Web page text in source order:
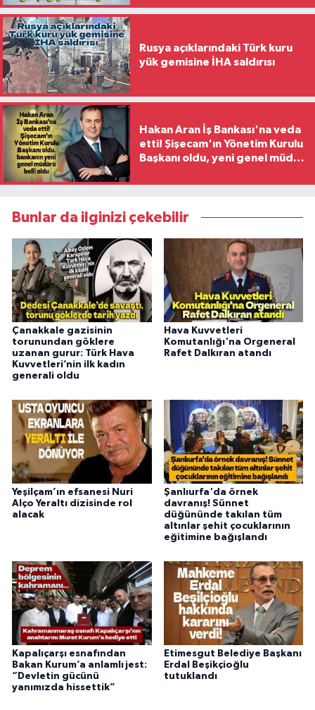
Rusya açıklarındaki Türk kuru
yük gemisine İHA saldırısı
Hakan Aran İş Bankası'na veda
etti! Şişecam'ın Yönetim Kurulu
Başkanı oldu, yeni genel müdür
Bunlar da ilginizi çekebilir
Çanakkale gazisinin
torunundan göklere
uzanan gurur: Türk Hava
Kuvvetleri’nin ilk kadın
generali oldu
Hava Kuvvetleri
Komutanlığı'na Orgeneral
Rafet Dalkıran atandı
Yeşilçam’ın efsanesi Nuri
Alço Yeraltı dizisinde rol
alacak
Şanlıurfa'da örnek
davranış! Sünnet
düğününde takılan tüm
altınlar şehit çocuklarının
eğitimine bağışlandı
Kapalıçarşı esnafından
Bakan Kurum’a anlamlı jest:
“Devletin gücünü
yanımızda hissettik”
Etimesgut Belediye Başkanı
Erdal Beşikçioğlu
tutuklandı